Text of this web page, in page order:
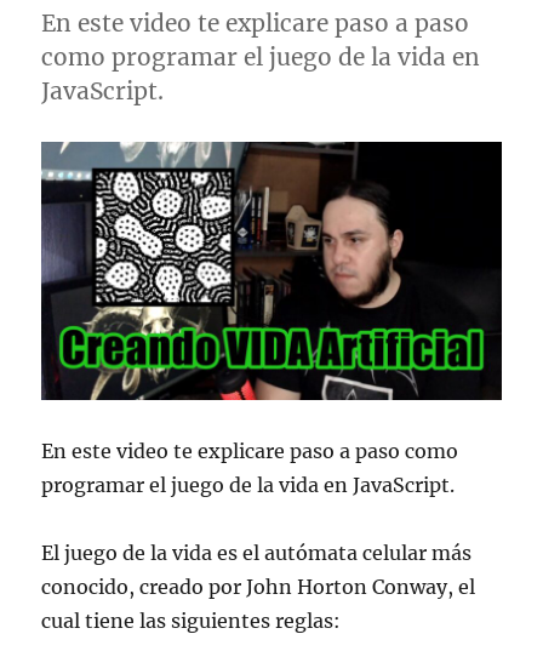
En este video te explicare paso a paso
como programar el juego de la vida en
JavaScript.
En este video te explicare paso a paso como
programar el juego de la vida en JavaScript.
El juego de la vida es el autómata celular más
conocido, creado por John Horton Conway, el
cual tiene las siguientes reglas: